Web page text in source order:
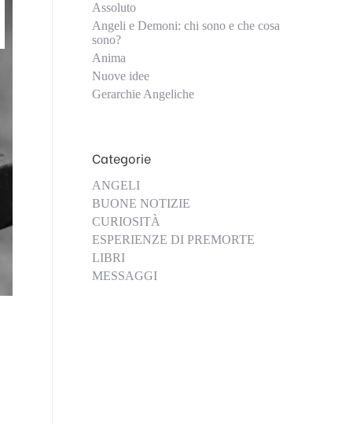
Assoluto
Angeli e Demoni: chi sono e che cosa
sono?
Anima
Nuove idee
Gerarchie Angeliche
Categorie
ANGELI
BUONE NOTIZIE
CURIOSITÀ
ESPERIENZE DI PREMORTE
LIBRI
MESSAGGI